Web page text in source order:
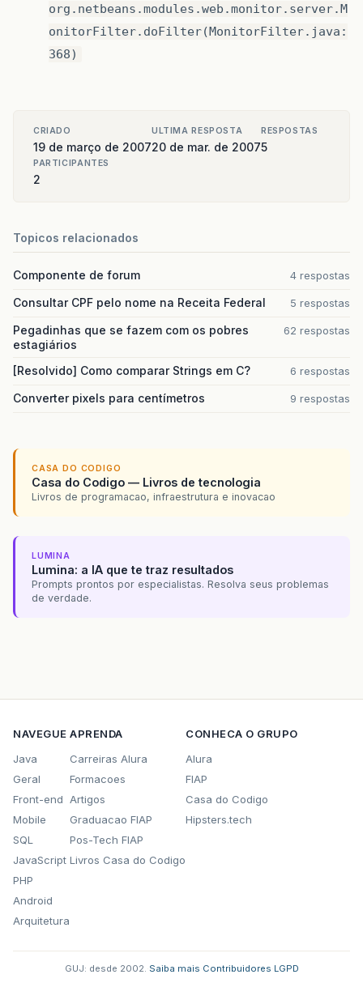
org.netbeans.modules.web.monitor.server.M
onitorFilter.doFilter(MonitorFilter.java:
368)
CRIADO
19 de março de 2007
ULTIMA RESPOSTA
20 de mar. de 2007
RESPOSTAS
5
PARTICIPANTES
2
Topicos relacionados
Componente de forum 4 respostas
Consultar CPF pelo nome na Receita Federal 5 respostas
Pegadinhas que se fazem com os pobres
estagiários
62 respostas
[Resolvido] Como comparar Strings em C? 6 respostas
Converter pixels para centímetros 9 respostas
CASA DO CODIGO
Casa do Codigo — Livros de tecnologia
Livros de programacao, infraestrutura e inovacao
LUMINA
Lumina: a IA que te traz resultados
Prompts prontos por especialistas. Resolva seus problemas
de verdade.
NAVEGUE
Java
Geral
Front-end
Mobile
SQL
JavaScript
PHP
Android
Arquitetura
APRENDA
Carreiras Alura
Formacoes
Artigos
Graduacao FIAP
Pos-Tech FIAP
Livros Casa do Codigo
CONHECA O GRUPO
Alura
FIAP
Casa do Codigo
Hipsters.tech
GUJ: desde 2002. Saiba mais Contribuidores LGPD